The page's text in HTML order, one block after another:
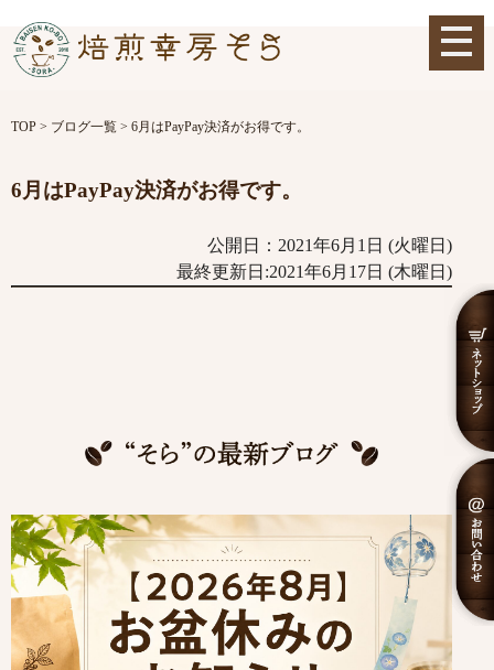
TOP > ブログ一覧 > 6月はPayPay決済がお得です。
6月はPayPay決済がお得です。
公開日：2021年6月1日 (火曜日)
最終更新日:2021年6月17日 (木曜日)